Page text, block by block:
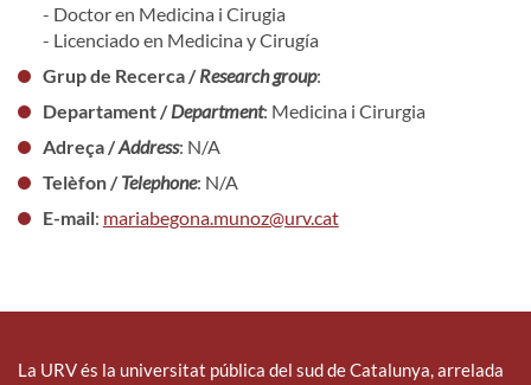
- Doctor en Medicina i Cirugia
- Licenciado en Medicina y Cirugía
Grup de Recerca /Research group:
Departament /Department: Medicina i Cirurgia
Adreça /Address: N/A
Telèfon /Telephone: N/A
E-mail: mariabegona.munoz@urv.cat
La URV és la universitat pública del sud de Catalunya, arrelada